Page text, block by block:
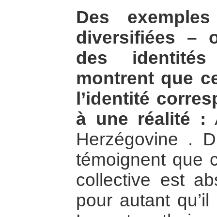
Des
diversifiées –
des
montrent que
l’identité
à une réalité :
Herzégovine .
témoignent que
collective est
pour autant